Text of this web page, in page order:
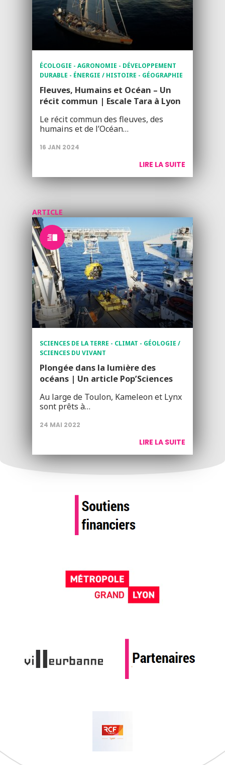
ÉCOLOGIE - AGRONOMIE - DÉVELOPPEMENT
DURABLE - ÉNERGIE / HISTOIRE - GÉOGRAPHIE
Fleuves, Humains et Océan – Un
récit commun | Escale Tara à Lyon
Le récit commun des fleuves, des
humains et de l’Océan…
16 JAN 2024
LIRE LA SUITE
ARTICLE
SCIENCES DE LA TERRE - CLIMAT - GÉOLOGIE /
SCIENCES DU VIVANT
Plongée dans la lumière des
océans | Un article Pop’Sciences
Au large de Toulon, Kameleon et Lynx
sont prêts à…
24 MAI 2022
LIRE LA SUITE